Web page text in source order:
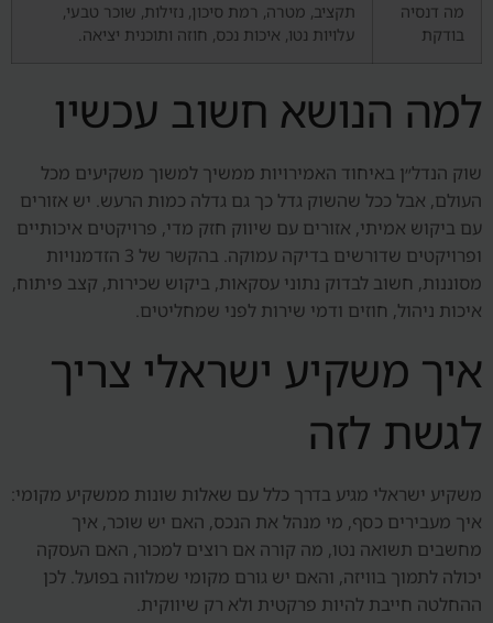
מה דנסיה
בודקת
תקציב, מטרה, רמת סיכון, נזילות, שוכר טבעי,
עלויות נטו, איכות נכס, חוזה ותוכנית יציאה.
למה הנושא חשוב עכשיו
שוק הנדל״ן באיחוד האמירויות ממשיך למשוך משקיעים מכל
העולם, אבל ככל שהשוק גדל כך גם גדלה כמות הרעש. יש אזורים
עם ביקוש אמיתי, אזורים עם שיווק חזק מדי, פרויקטים איכותיים
ופרויקטים שדורשים בדיקה עמוקה. בהקשר של 3 הזדמנויות
מסוננות, חשוב לבדוק נתוני עסקאות, ביקוש שכירות, קצב פיתוח,
איכות ניהול, חוזים ודמי שירות לפני שמחליטים.
איך משקיע ישראלי צריך
לגשת לזה
משקיע ישראלי מגיע בדרך כלל עם שאלות שונות ממשקיע מקומי:
איך מעבירים כסף, מי מנהל את הנכס, האם יש שוכר, איך
מחשבים תשואה נטו, מה קורה אם רוצים למכור, האם העסקה
יכולה לתמוך בוויזה, והאם יש גורם מקומי שמלווה בפועל. לכן
ההחלטה חייבת להיות פרקטית ולא רק שיווקית.